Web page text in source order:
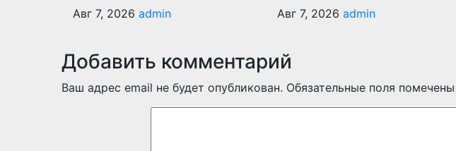
Авг 7, 2026 admin Авг 7, 2026admin
Добавить комментарий
Ваш адрес email не будет опубликован. Обязательные поля помечены